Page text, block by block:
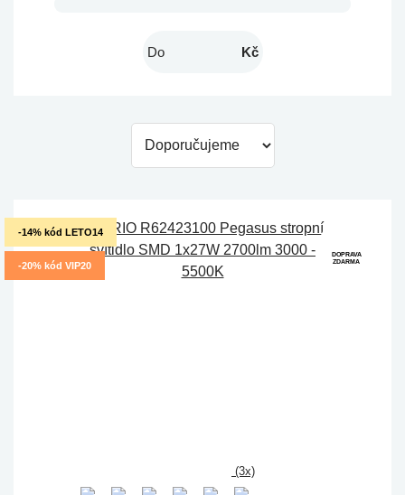
Kč
-14% kód LETO14
-20% kód VIP20
DOPRAVA
ZDARMA
(3x)